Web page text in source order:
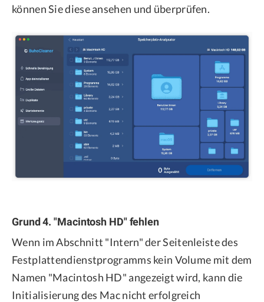
können Sie diese ansehen und überprüfen.
Grund 4. "Macintosh HD" fehlen
Wenn im Abschnitt "Intern" der Seitenleiste des
Festplattendienstprogramms kein Volume mit dem
Namen "Macintosh HD" angezeigt wird, kann die
Initialisierung des Mac nicht erfolgreich